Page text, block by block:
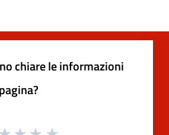
chiare le informazioni